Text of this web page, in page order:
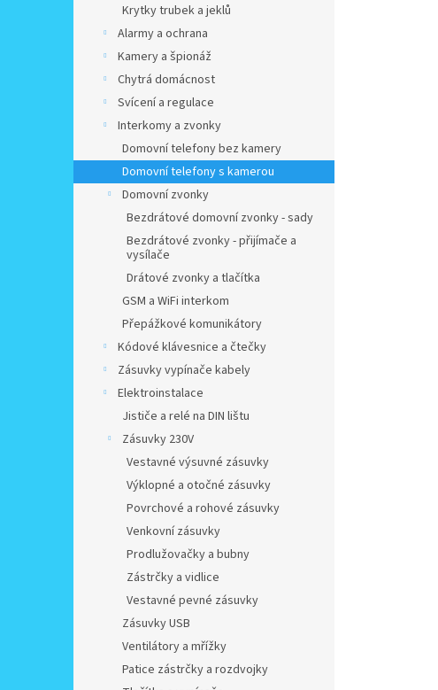
Krytky trubek a jeklů
Alarmy a ochrana
Kamery a špionáž
Chytrá domácnost
Svícení a regulace
Interkomy a zvonky
Domovní telefony bez kamery
Domovní telefony s kamerou
Domovní zvonky
Bezdrátové domovní zvonky - sady
Bezdrátové zvonky - přijímače a
vysílače
Drátové zvonky a tlačítka
GSM a WiFi interkom
Přepážkové komunikátory
Kódové klávesnice a čtečky
Zásuvky vypínače kabely
Elektroinstalace
Jističe a relé na DIN lištu
Zásuvky 230V
Vestavné výsuvné zásuvky
Výklopné a otočné zásuvky
Povrchové a rohové zásuvky
Venkovní zásuvky
Prodlužovačky a bubny
Zástrčky a vidlice
Vestavné pevné zásuvky
Zásuvky USB
Ventilátory a mřížky
Patice zástrčky a rozdvojky